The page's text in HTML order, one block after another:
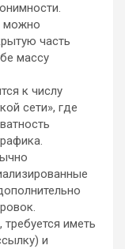
можно
часть
массу
к числу
сети», где
иметь
и